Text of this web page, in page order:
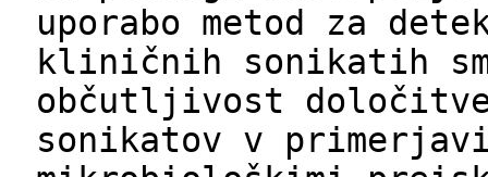
uporabo metod za
kliničnih sonikatih
občutljivost
sonikatov v